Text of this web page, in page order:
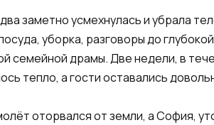
заметно усмехнулась и убрала
уборка, разговоры до
семейной драмы. Две недели, в
тепло, а гости оставались
оторвался от земли, а София,